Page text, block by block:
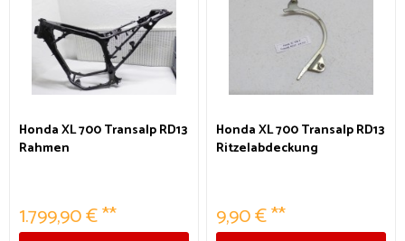
Honda XL 700 Transalp RD13
Rahmen
1.799,90 € **
Honda XL 700 Transalp RD13
Ritzelabdeckung
9,90 € **